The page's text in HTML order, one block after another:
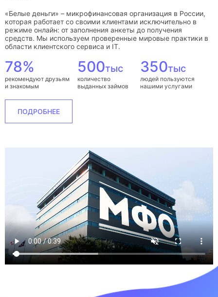
«Белые деньги» – микрофинансовая организация в России,
которая работает со своими клиентами исключительно в
режиме онлайн: от заполнения анкеты до получения
средств. Мы используем проверенные мировые практики в
области клиентского сервиса и IT.
78%
рекомендуют друзьям
и знакомым
500тыс
количество
выданных займов
350тыс
людей пользуются
нашими услугами
ПОДРОБНЕЕ